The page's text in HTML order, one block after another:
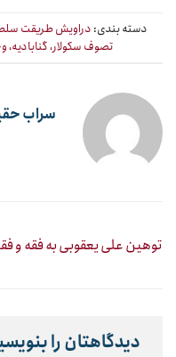
دسته بندی:دراویش طریقت
تصوف سکولار،
سراب
توهین علی یعقوبی به فقه و
دیدگاهتان را